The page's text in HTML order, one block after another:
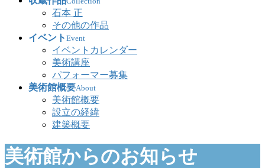
石本 正
その他の作品
イベント Event
イベントカレンダー
美術講座
パフォーマー募集
美術館概要About
美術館概要
設立の経緯
建築概要
美術館からのお知らせ